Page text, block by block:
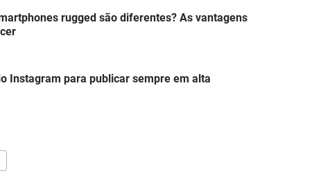
rugged são diferentes? As vantagens
Instagram para publicar sempre em alta